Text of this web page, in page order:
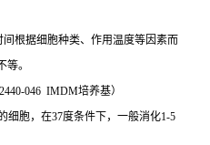
间根据细胞种类、作用温度等因素而
。
046 IMDM培养基）
细胞，在37度条件下，一般消化1-5